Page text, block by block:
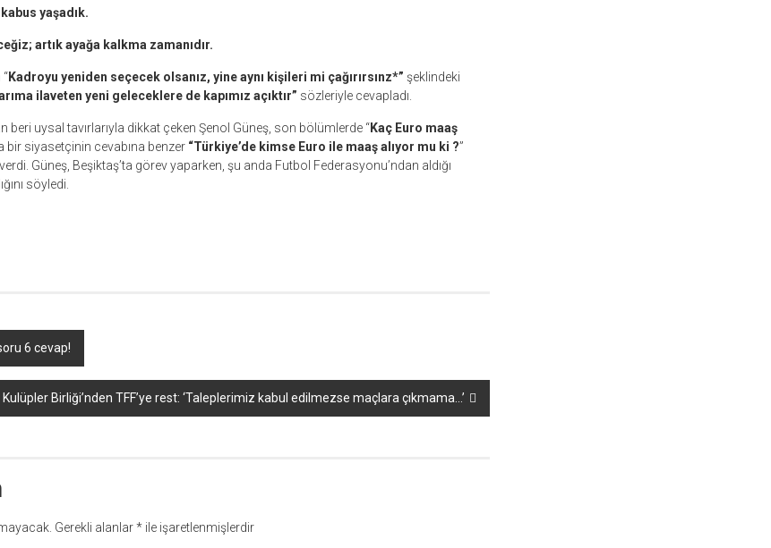
yaşadık.
artık ayağa kalkma zamanıdır.
Kadroyu yeniden seçecek olsanız, yine aynı kişileri mi çağırırsınz*” şeklindeki
ilaveten yeni geleceklere de kapımız açıktır” sözleriyle cevapladı.
beri uysal tavırlarıyla dikkat çeken Şenol Güneş, son bölümlerde “Kaç Euro maaş
bir siyasetçinin cevabına benzer “Türkiye’de kimse Euro ile maaş alıyor mu ki ?”
Güneş, Beşiktaş’ta görev yaparken, şu anda Futbol Federasyonu’ndan aldığı
söyledi.
6 cevap!
Kulüpler Birliği’nden TFF’ye rest: ‘Taleplerimiz kabul edilmezse maçlara çıkmama…’
Gerekli alanlar*ile işaretlenmişlerdir